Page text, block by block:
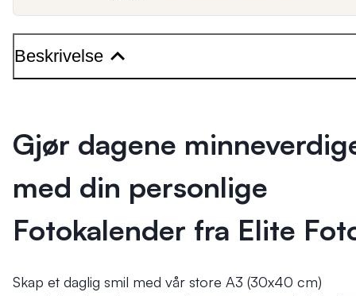
Beskrivelse
Gjør dagene
med din personlige
Fotokalender fra Elite
Skap et daglig smil med vår store A3 (30x40 cm)